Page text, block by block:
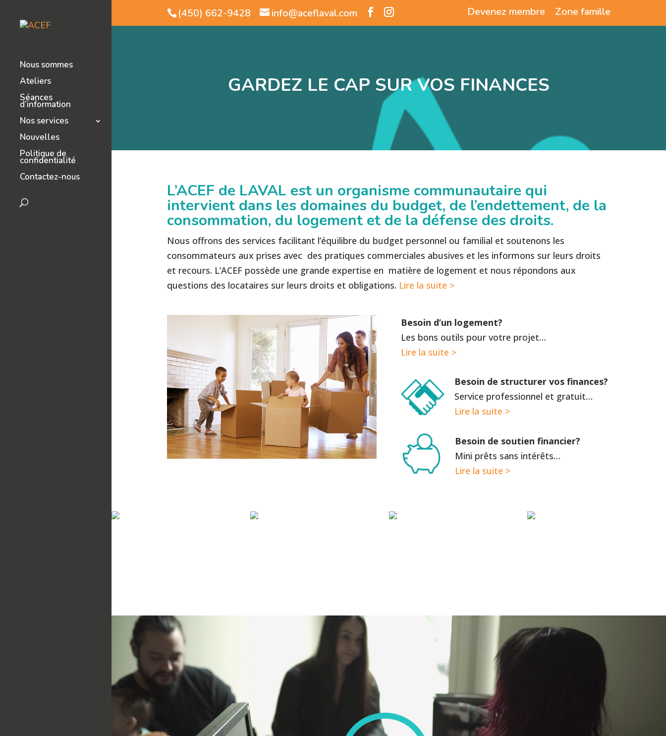
(450) 662-9428 info@aceflaval.com Devenez membre Zone famille
Nous sommes
Ateliers
Séances
d’information
Nos services
Nouvelles
Politique de
confidentialité
Contactez-nous
GARDEZ LE CAP SUR VOS FINANCES
L’ACEF de LAVAL est un organisme communautaire qui
intervient dans les domaines du budget, de l’endettement, de la
consommation, du logement et de la défense des droits.
Nous offrons des services facilitant l’équilibre du budget personnel ou familial et soutenons les
consommateurs aux prises avec des pratiques commerciales abusives et les informons sur leurs droits
et recours. L’ACEF possède une grande expertise en matière de logement et nous répondons aux
questions des locataires sur leurs droits et obligations. Lire la suite >
Besoin d’un logement?
Les bons outils pour votre projet…
Lire la suite >
Besoin de structurer vos finances?
Service professionnel et gratuit…
Lire la suite >
Besoin de soutien financier?
Mini prêts sans intérêts…
Lire la suite >